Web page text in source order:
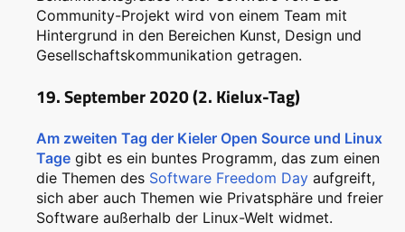
Community-Projekt wird von einem Team mit
Hintergrund in den Bereichen Kunst, Design und
Gesellschaftskommunikation getragen.
19. September 2020 (2. Kielux-Tag)
Am zweiten Tag der Kieler Open Source und Linux
Tage gibt es ein buntes Programm, das zum einen
die Themen des Software Freedom Day aufgreift,
sich aber auch Themen wie Privatsphäre und freier
Software außerhalb der Linux-Welt widmet.